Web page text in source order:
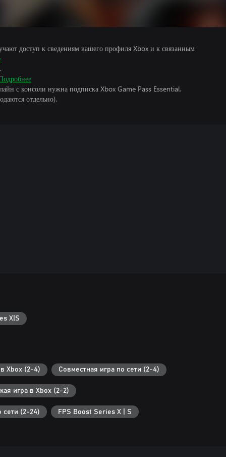
доступ к сведениям вашего профиля Xbox и к связанным
с консоли нужна подписка Xbox Game Pass Essential,
отдельно).
X|S
Xbox (2-4) Совместная игра по сети (2-4)
игра в Xbox (2-2)
сети (2-24) FPS Boost Series X | S